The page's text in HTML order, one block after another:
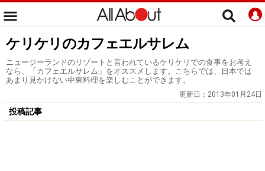
ケリケリのカフェエルサレム
ニュージーランドのリゾートと言われているケリケリでの食事をお考え
なら、「カフェエルサレム」をオススメします。こちらでは、日本では
あまり見かけない中東料理を楽しむことができます。
更新日： 2013年01月24日
投稿記事